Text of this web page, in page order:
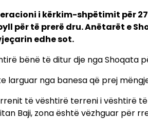
i kërkim-shpëtimit për
për të prerë dru. Anëtarët e
edhe sot.
bënë të ditur dje nga Shoqata
larguar nga banesa që prej
të vështirë terreni i vështirë
Baji, zona është vëzhguar për